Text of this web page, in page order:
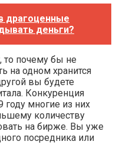
драгоценные
деньги?
то почему бы не
на одном хранится
вы будете
Конкуренция
многие из них
количеству
на бирже. Вы уже
посредника или